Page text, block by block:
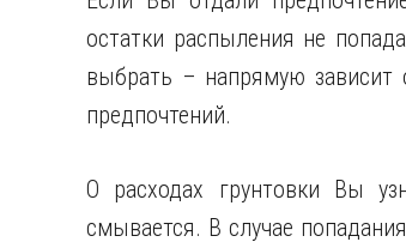
остатки распыления не
выбрать – напрямую
предпочтений.
О расходах грунтовки Вы
смывается. В случае